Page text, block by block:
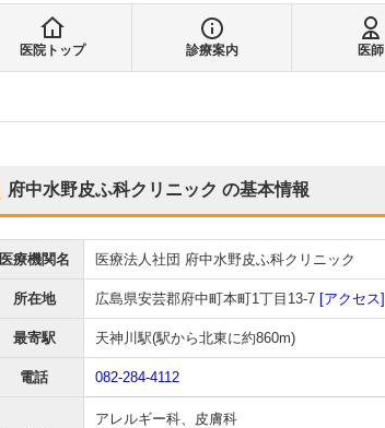
医院トップ 診療案内 医師
府中水野皮ふ科クリニック の基本情報
医療機関名 医療法人社団 府中水野皮ふ科クリニック
所在地 広島県安芸郡府中町本町1丁目13-7 [アクセス]
最寄駅 天神川駅(駅から北東に約860m)
電話 082-284-4112
アレルギー科、 皮膚科